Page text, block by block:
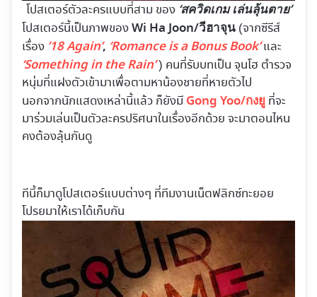
โปสเตอร์ตัวละครแบบที่สาม ของ ‘สควิดเกม เล่นลุ้นตาย’
โปสเตอร์นี้เป็นภาพของWi Ha Joon/วีฮาจุน (จากซีรีส์
เรื่อง ’18 Again’, ‘Romance is a Bonus Book’ และ
‘Something in the Rain’) คนที่รับบทเป็น จุนโฮ ตำรวจ
หนุ่มที่แฝงตัวเข้ามาเพื่อตามหาน้องชายที่หายตัวไป
นอกจากนักแสดงเหล่านี้แล้ว ก็ยังมี Gong Yoo/กงยู ที่จะ
มาร่วมเล่นเป็นตัวละครปริศนาในเรื่องอีกด้วย จะมาตอนไหน
คงต้องลุ้นกันดู
ทีนี้ก็มาดูโปสเตอร์แบบต่างๆ ที่ทีมงานเน็ตฟลิกซ์ทะยอย
โปรยมาให้เราได้เก็บกัน